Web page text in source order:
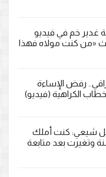
غدير خم في فيديو
«من كنت مولاه فهذا
رفض الإساءة
الكراهية (فيديو)
شيعي: كنت أملك
وتغيرت بعد متابعة